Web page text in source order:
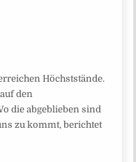
Höchststände.
den
die abgeblieben sind
zu kommt, berichtet